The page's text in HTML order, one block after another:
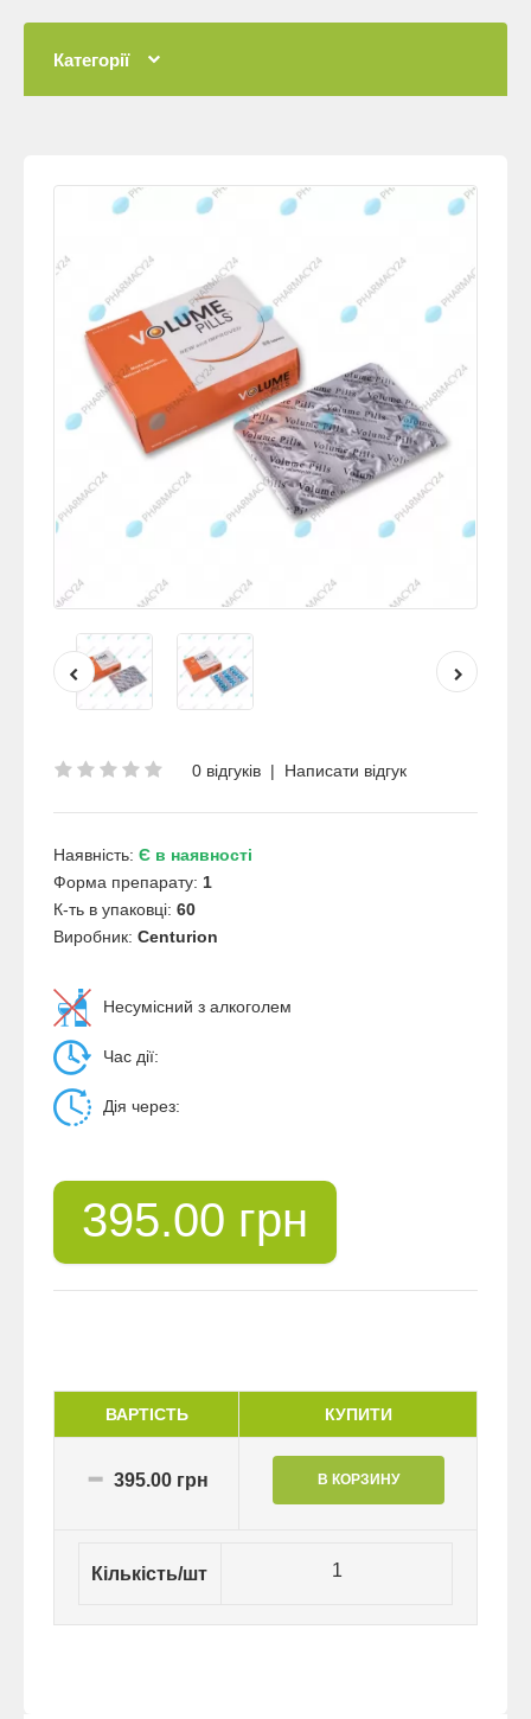
Категорії
0 відгуків | Написати відгук
Наявність: Є в наявності
Форма препарату: 1
К-ть в упаковці: 60
Виробник: Centurion
Несумісний з алкоголем
Час дії:
Дія через:
395.00 грн
ВАРТІСТЬ КУПИТИ
395.00 грн
Кількість/шт 1